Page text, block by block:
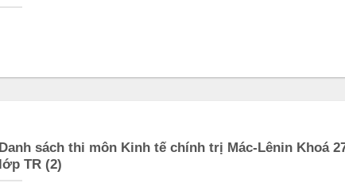
Danh sách thi môn Kinh tế chính trị Mác-Lênin Khoá
lớp TR (2)